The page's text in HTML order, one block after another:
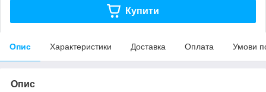
Купити
Опис Характеристики Доставка Оплата Умови
Опис